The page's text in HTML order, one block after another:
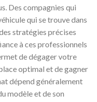
Des compagnies qui
qui se trouve dans
stratégies précises
à ces professionnels
de dégager votre
optimal et de gagner
dépend généralement
modèle et de son